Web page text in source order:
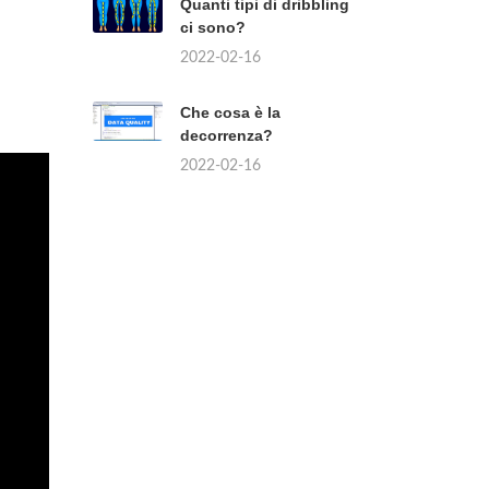
Quanti tipi di dribbling
ci sono?
2022-02-16
Che cosa è la
decorrenza?
2022-02-16